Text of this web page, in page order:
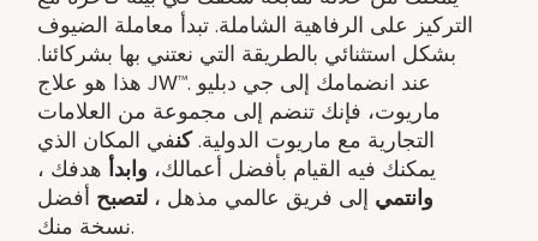
التركيز على الرفاهية الشاملة. تبدأ معاملة الضيوف
بشكل استثنائي بالطريقة التي نعتني بها بشركائنا.
هذا هو علاج JW™. عند انضمامك إلى جي دبليو
ماريوت، فإنك تنضم إلى مجموعة من العلامات
التجارية مع ماريوت الدولية.كنفي المكان الذي
يمكنك فيه القيام بأفضل أعمالك، وابدأ هدفك ​،
وانتمي إلى فريق عالمي مذهل ​، لتصبح أفضل
نسخة منك.